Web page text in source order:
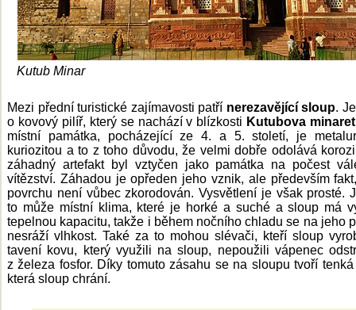
Kutub Minar
Mezi přední turistické zajímavosti patří nerezavějící sloup.
o kovový pilíř, který se nachází v blízkosti Kutubova
místní památka, pocházející ze 4. a 5. století, je
kuriozitou a to z toho důvodu, že velmi dobře odolává
záhadný artefakt byl vztyčen jako památka na počest
vítězství. Záhadou je opředen jeho vznik, ale především
povrchu není vůbec zkorodován. Vysvětlení je však prosté.
to může místní klima, které je horké a suché a sloup má
tepelnou kapacitu, takže i během nočního chladu se na jeho
nesráží vlhkost. Také za to mohou slévači, kteří sloup
tavení kovu, který využili na sloup, nepoužili vápenec
z železa fosfor. Díky tomuto zásahu se na sloupu tvoří tenká
která sloup chrání.